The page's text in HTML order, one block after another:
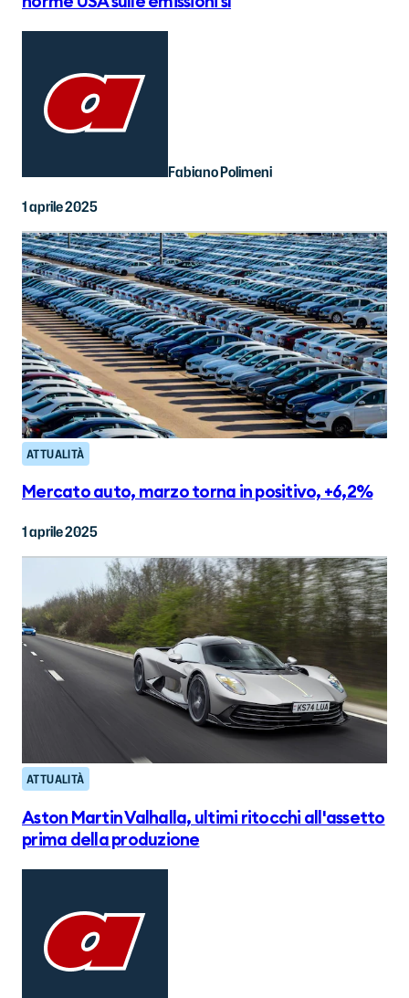
Fabiano Polimeni
1 aprile 2025
ATTUALITÀ
Mercato auto, marzo torna in positivo, +6,2%
1 aprile 2025
ATTUALITÀ
Aston Martin Valhalla, ultimi ritocchi all'assetto
prima della produzione